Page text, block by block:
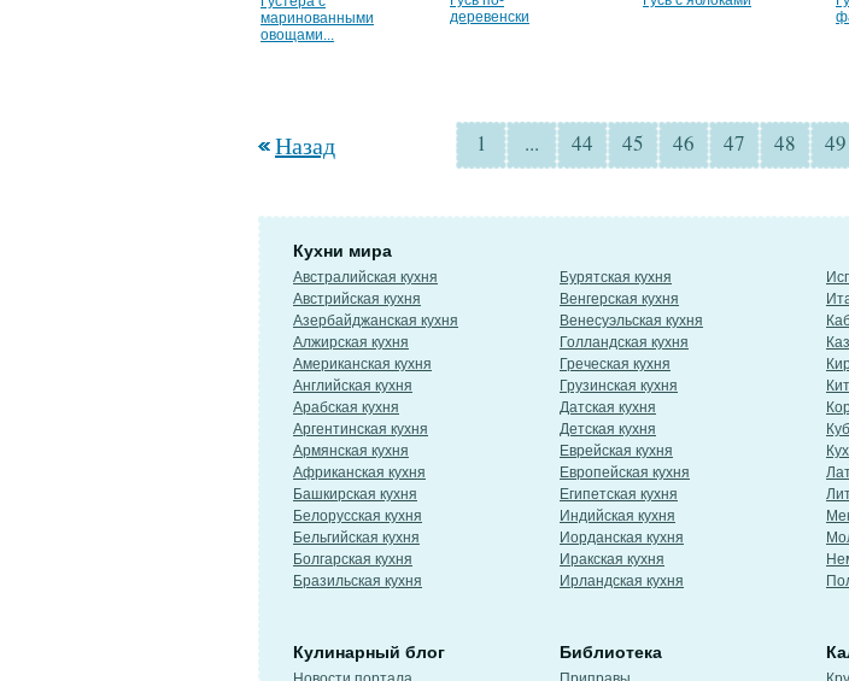
маринованными
овощами...
деревенски
Назад 1 ... 44 45 46 47 48 49
Кухни мира
Австралийская кухня
Австрийская кухня
Азербайджанская кухня
Алжирская кухня
Американская кухня
Английская кухня
Арабская кухня
Аргентинская кухня
Армянская кухня
Африканская кухня
Башкирская кухня
Белорусская кухня
Бельгийская кухня
Болгарская кухня
Бразильская кухня
Бурятская кухня
Венгерская кухня
Венесуэльская кухня
Голландская кухня
Греческая кухня
Грузинская кухня
Датская кухня
Детская кухня
Еврейская кухня
Европейская кухня
Египетская кухня
Индийская кухня
Иорданская кухня
Иракская кухня
Ирландская кухня
Кулинарный блог Библиотека